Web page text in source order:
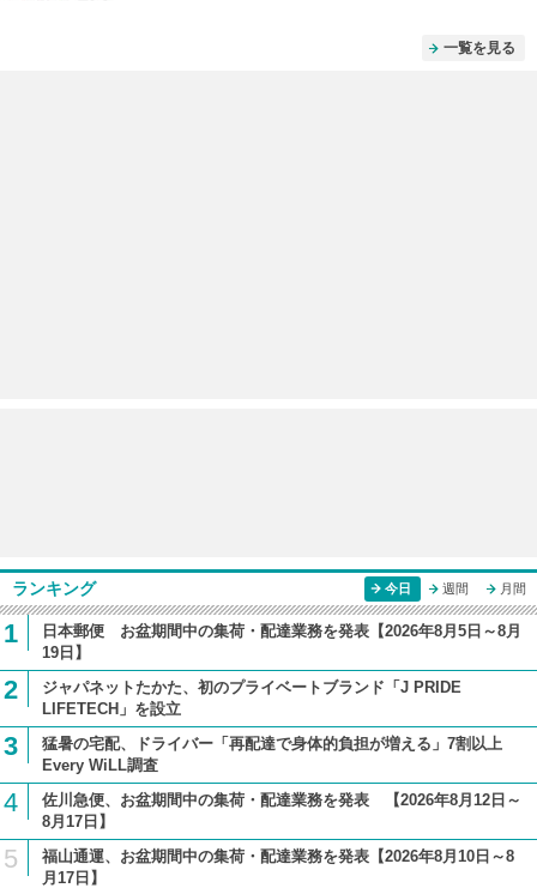
一覧を見る
ランキング 今日 週間 月間
1
日本郵便 お盆期間中の集荷・配達業務を発表【2026年8月5日～8月
19日】
2
ジャパネットたかた、初のプライベートブランド「J PRIDE
LIFETECH」を設立
3
猛暑の宅配、ドライバー「再配達で身体的負担が増える」7割以上
Every WiLL調査
4
佐川急便、お盆期間中の集荷・配達業務を発表 【2026年8月12日～
8月17日】
5
福山通運、お盆期間中の集荷・配達業務を発表【2026年8月10日～8
月17日】